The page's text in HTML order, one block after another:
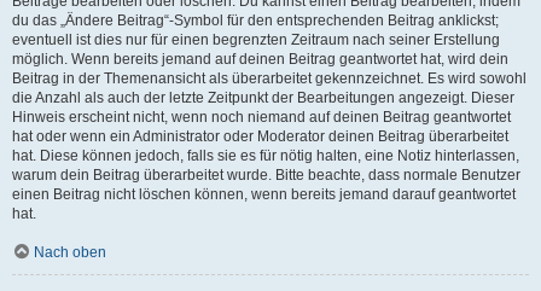
du das „Ändere Beitrag“-Symbol für den entsprechenden Beitrag anklickst;
eventuell ist dies nur für einen begrenzten Zeitraum nach seiner Erstellung
möglich. Wenn bereits jemand auf deinen Beitrag geantwortet hat, wird dein
Beitrag in der Themenansicht als überarbeitet gekennzeichnet. Es wird sowohl
die Anzahl als auch der letzte Zeitpunkt der Bearbeitungen angezeigt. Dieser
Hinweis erscheint nicht, wenn noch niemand auf deinen Beitrag geantwortet
hat oder wenn ein Administrator oder Moderator deinen Beitrag überarbeitet
hat. Diese können jedoch, falls sie es für nötig halten, eine Notiz hinterlassen,
warum dein Beitrag überarbeitet wurde. Bitte beachte, dass normale Benutzer
einen Beitrag nicht löschen können, wenn bereits jemand darauf geantwortet
hat.
Nach oben